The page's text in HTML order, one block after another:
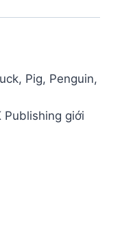
Pig, Penguin,
giới